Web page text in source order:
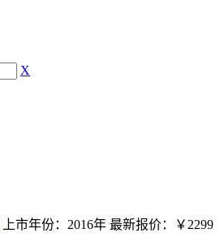
X
上市年份：2016年 最新报价：￥2299